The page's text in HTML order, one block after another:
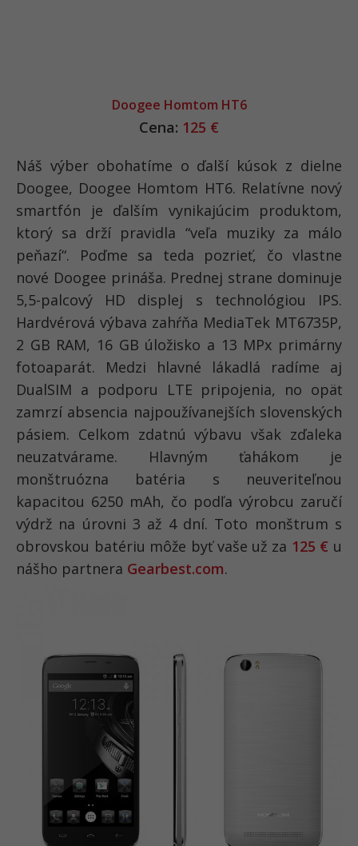
Doogee Homtom HT6
Cena: 125 €
Náš výber obohatíme o ďalší kúsok z dielne
Doogee, Doogee Homtom HT6. Relatívne nový
smartfón je ďalším vynikajúcim produktom,
ktorý sa drží pravidla “veľa muziky za málo
peňazí“. Poďme sa teda pozrieť, čo vlastne
nové Doogee prináša. Prednej strane dominuje
5,5-palcový HD displej s technológiou IPS.
Hardvérová výbava zahŕňa MediaTek MT6735P,
2 GB RAM, 16 GB úložisko a 13 MPx primárny
fotoaparát. Medzi hlavné lákadlá radíme aj
DualSIM a podporu LTE pripojenia, no opäť
zamrzí absencia najpoužívanejších slovenských
pásiem. Celkom zdatnú výbavu však zďaleka
neuzatvárame. Hlavným ťahákom je
monštruózna batéria s neuveriteľnou
kapacitou 6250 mAh, čo podľa výrobcu zaručí
výdrž na úrovni 3 až 4 dní. Toto monštrum s
obrovskou batériu môže byť vaše už za 125 € u
nášho partnera Gearbest.com.